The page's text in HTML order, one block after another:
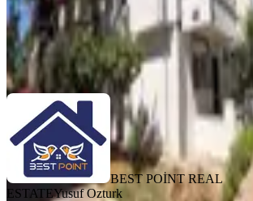
BEST POİNT REAL ESTATE Yusuf Ozturk
Ara
BEST POİNT REAL
ESTATEYusuf Ozturk